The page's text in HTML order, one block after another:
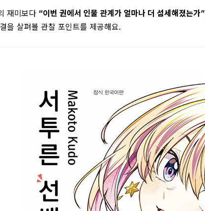
재미보다 “이번 권에서 인물 관계가 얼마나 더 섬세해졌는가”
을 살펴볼 관찰 포인트를 제공해요.